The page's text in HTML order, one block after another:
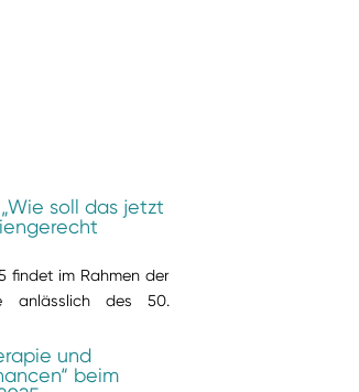
soll das jetzt
findet im Rahmen der
anlässlich des 50.
und
beim